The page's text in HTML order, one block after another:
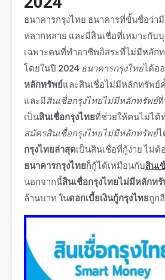
ธนาคารกรุงไทย ธนาคารที่ขั้นชื่อว่ามี
หลากหลาย และมีสินเชื่อที่เหมาะกับ
เฉพาะคนที่ทำอาชีพอิสระที่ไม่มีหลัก
โดยในปี 2024 ธนาคารกรุงไทยได้อ
หลักทรัพย์และสินเชื่อไม่มีหลักทรัพย์
และมีสินเชื่อกรุงไทยไม่มีหลักทรัพย์ที่
เป็นสินเชื่อกรุงไทยที่ช่วยให้คนไม่ได้
สมัครสินเชื่อกรุงไทยไม่มีหลักทรัพย์ไ
กรุงไทยล่าสุดเป็นสินเชื่อที่กู้ง่าย ไม่ต้
ธนาคารกรุงไทยก็กู้ได้เหมือนกับสินเ
นอกจากนี้สินเชื่อกรุงไทยไม่มีหลักท
ล้านบาท ในดอกเบี้ยเงินกู้กรุงไทยถูก